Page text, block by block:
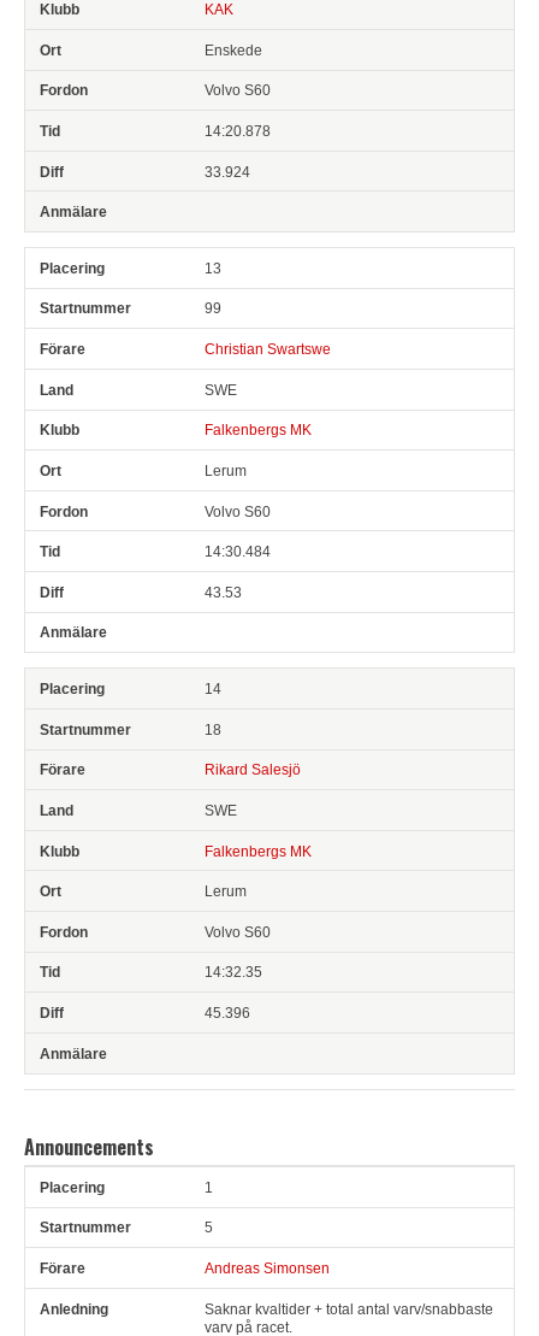
KAK
Enskede
Volvo S60
14:20.878
33.924
13
99
Christian Swartswe
SWE
Falkenbergs MK
Lerum
Volvo S60
14:30.484
43.53
14
18
Rikard Salesjö
SWE
Falkenbergs MK
Lerum
Volvo S60
14:32.35
45.396
Announcements
Pl Snr 1
5
Andreas Simonsen
Saknar kvaltider + total antal varv/snabbaste
varv på racet.